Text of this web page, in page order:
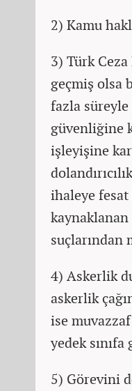
2) Kamu
3) Türk
geçmiş olsa
fazla süreyle
güvenliğine
işleyişine
ihaleye fesat
kaynaklanan
suçlarından
4) Askerlik
askerlik
ise
yedek
5) Görevini